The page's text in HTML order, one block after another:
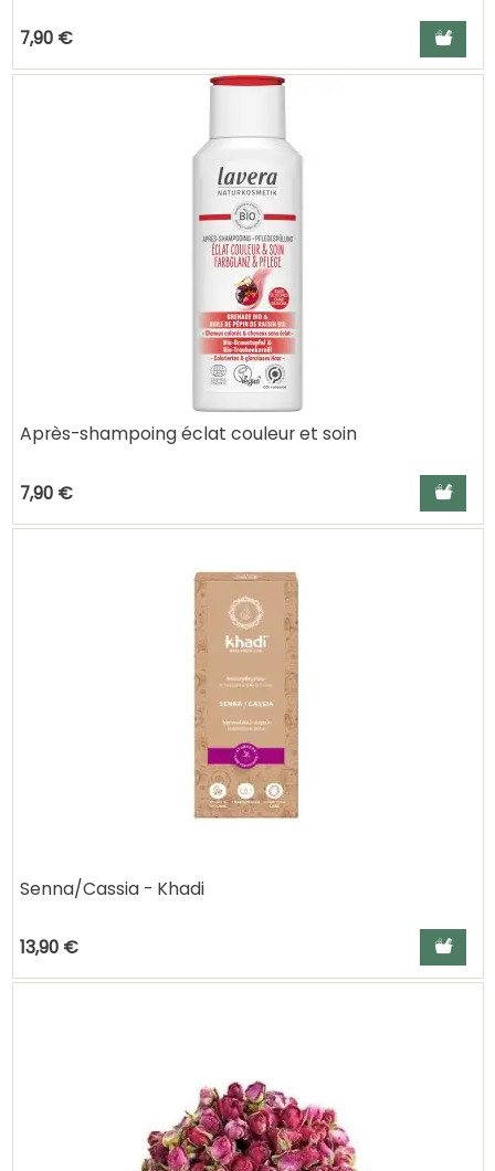
7,90 € Ajouter
Après-shampoing éclat couleur et soin
7,90 € Ajouter
Senna/Cassia - Khadi
13,90 € Ajouter